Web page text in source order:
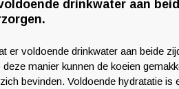
drinkwater aan
er voldoende drinkwater aan beide
manier kunnen de koeien
bevinden. Voldoende hydratatie